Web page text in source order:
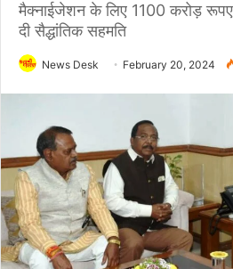
मैक्नाईजेशन के लिए 1100 करोड़ रूपए
दी सैद्धांतिक सहमति
News Desk February 20, 2024